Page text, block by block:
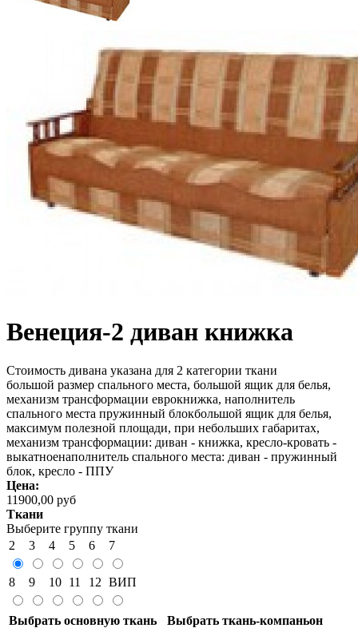
Венеция-2 диван книжка
Стоимость дивана указана для 2 категории ткани
большой размер спального места, большой ящик для белья,
механизм трансформации еврокнижка, наполнитель
спального места пружинный блокбольшой ящик для белья,
максимум полезной площади, при небольших габаритах,
механизм трансформации: диван - книжка, кресло-кровать -
выкатноенаполнитель спального места: диван - пружинный
блок, кресло - ППУ
Цена:
11900,00 руб
Ткани
Выберите группу ткани
2
3 4 5 6 7
8 9 10 11 12 ВИП
Выбрать основную ткань Выбрать ткань-компаньон